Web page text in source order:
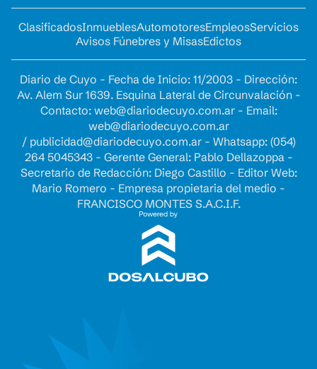
ClasificadosInmueblesAutomotoresEmpleosServicios
Avisos Fúnebres y MisasEdictos
Diario de Cuyo - Fecha de Inicio: 11/2003 - Dirección:
Av. Alem Sur 1639. Esquina Lateral de Circunvalación -
Contacto: web@diariodecuyo.com.ar- Email:
web@diariodecuyo.com.ar
/ publicidad@diariodecuyo.com.ar- Whatsapp: (054)
264 5045343 - Gerente General: Pablo Dellazoppa -
Secretario de Redacción: Diego Castillo - Editor Web:
Mario Romero - Empresa propietaria del medio -
FRANCISCO MONTES S.A.C.I.F.